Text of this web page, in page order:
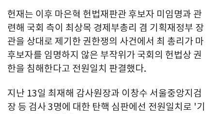
헌재는 이후 마은혁 헌법재판관 후보자 미임명과 관
련해 국회 측이 최상목 경제부총리 겸 기획재정부 장
관을 상대로 제기한 권한쟁의 사건에서 최 총리가 마
후보자를 임명하지 않은 부작위가 국회의 헌법상 권
한을 침해한다고 전원일치 판결했다.
지난 13일 최재해 감사원장과 이창수 서울중앙지검
장 등 검사 3명에 대한 탄핵 심판에선 전원일치로 '기